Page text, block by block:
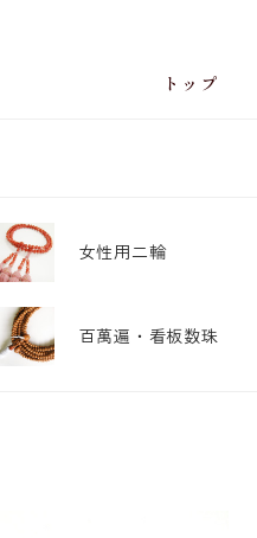
トップ
女性用二輪
百萬遍・ 看板数珠